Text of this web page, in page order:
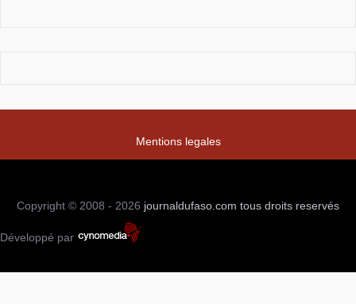
Mentions legales
Copyright © 2008 - 2026 journaldufaso.com tous droits reservés
Développé par